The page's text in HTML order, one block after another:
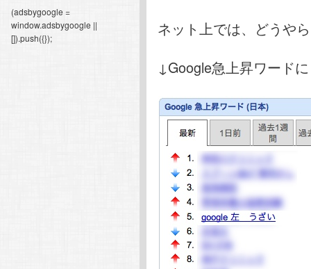
ネット上では、どうや
↓Google急上昇ワード
(adsbygoogle =
window.adsbygoogle ||
[]).push({});